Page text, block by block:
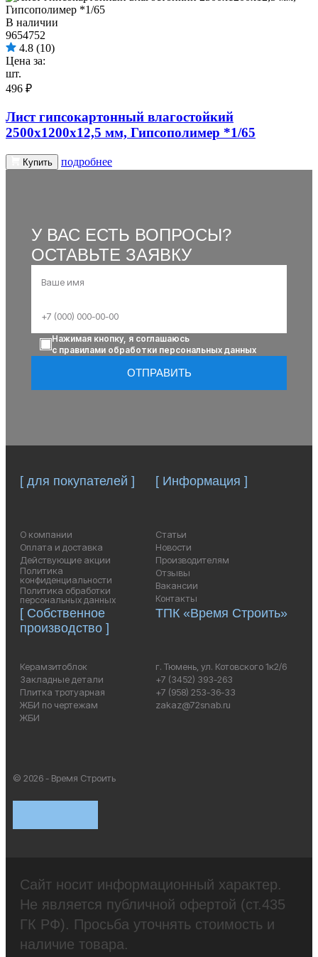
В наличии
9654752
4.8 (10)
Цена за:
шт.
496 ₽
Лист гипсокартонный влагостойкий
2500х1200х12,5 мм, Гипсополимер *1/65
Купить подробнее
У ВАС ЕСТЬ ВОПРОСЫ?
ОСТАВЬТЕ ЗАЯВКУ
Нажимая кнопку, я соглашаюсь
с правилами обработки персональных данных
ОТПРАВИТЬ
[ для покупателей ]
О компании
Оплата и доставка
Действующие акции
Политика
конфиденциальности
Политика обработки
персональных данных
[ Собственное
производство ]
Керамзитоблок
Закладные детали
Плитка тротуарная
ЖБИ по чертежам
ЖБИ
[ Информация ]
Статьи
Новости
Производителям
Отзывы
Вакансии
Контакты
ТПК «Время Строить»
г. Тюмень, ул. Котовского 1к2/6
+7 (3452) 393-263
+7 (958) 253-36-33
zakaz@72snab.ru
© 2026 - Время Строить
Сайт носит информационный характер.
Не является публичной офертой (ст.435
ГК РФ). Просьба уточнять стоимость и
наличие товара.